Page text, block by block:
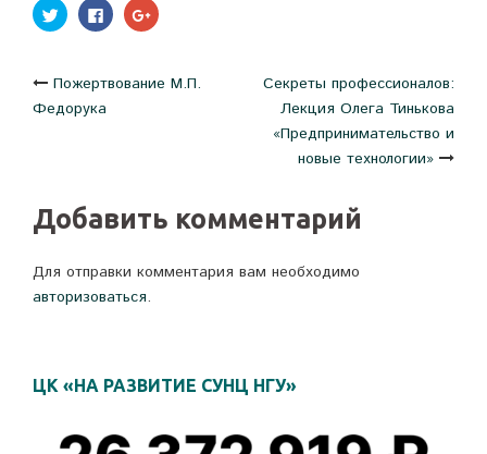
Нажмите,
чтобы
поделиться
(Открывается
в
новом
окне)
Нажмите
здесь,
чтобы
Facebook.
Нажмите,
чтобы
(Открывается
в
Навигация
записям
Пожертвование М.П.
Федорука
Секреты профессионалов:
Лекция Олега Тинькова
«Предпринимательство и
новые технологии»
Добавить комментарий
Для отправки комментария вам необходимо
авторизоваться.
ЦК «НА РАЗВИТИЕ СУНЦ НГУ»